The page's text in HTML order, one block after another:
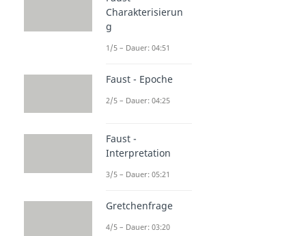
Charakterisierun
g
1/5 – Dauer: 04:51
Faust - Epoche
2/5 – Dauer: 04:25
Faust -
Interpretation
3/5 – Dauer: 05:21
Gretchenfrage
4/5 – Dauer: 03:20